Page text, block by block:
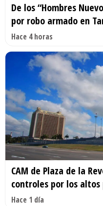
De los “Hombres
por robo armado en
Hace 4 horas
CAM de Plaza de la
controles por los altos
Hace 1 día